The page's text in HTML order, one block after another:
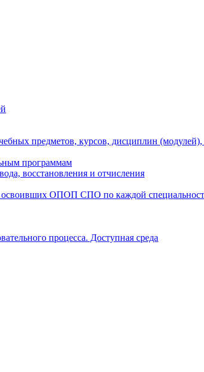
предметов, курсов, дисциплин
программам
восстановления и отчисления
освоивших ОПОП СПО по каждой
процесса. Доступная среда